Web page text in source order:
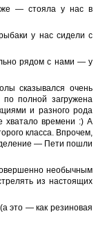
же — стояла у нас в
у нас сидели с
рядом с нами — у
сказывался очень
полной загружена
и разного рода
хватало времени :) А
класса. Впрочем,
— Пети пошли
необычным
из настоящих
это — как резиновая